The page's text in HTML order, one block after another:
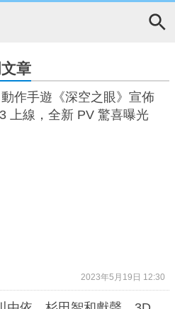
章
作手遊《深空之眼》宣佈
上線，全新 PV 驚喜曝光
2023年5月19日 12:30